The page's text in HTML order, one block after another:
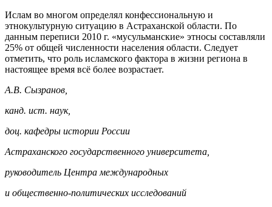
Ислам во многом определял конфессиональную и
этнокультурную ситуацию в Астраханской области. По
данным переписи 2010 г. «мусульманские» этносы составляли
25% от общей численности населения области. Следует
отметить, что роль исламского фактора в жизни региона в
настоящее время всё более возрастает.
А.В. Сызранов,
канд. ист. наук,
доц. кафедры истории России
Астраханского государственного университета,
руководитель Центра международных
и общественно-политических исследований